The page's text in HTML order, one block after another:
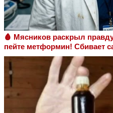
🩸 Мясников раскрыл
пейте метформин! Сбивает